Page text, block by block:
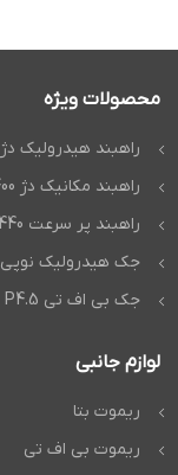
محصولات ویژه
راهبند هیدرولیک دژ 800
راهبند مکانیک دژ 400
راهبند پر سرعت 440
جک هیدرولیک نوپی 66
جک بی اف تی P4.5
لوازم جانبی
ریموت بتا
ریموت بی اف تی